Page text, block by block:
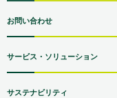
お問い合わせ
サービス・ソリューション
サステナビリティ